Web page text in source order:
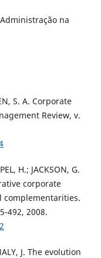
na
S. A. Corporate
Review, v.
H.; JACKSON, G.
corporate
complementarities.
492, 2008.
J. The evolution